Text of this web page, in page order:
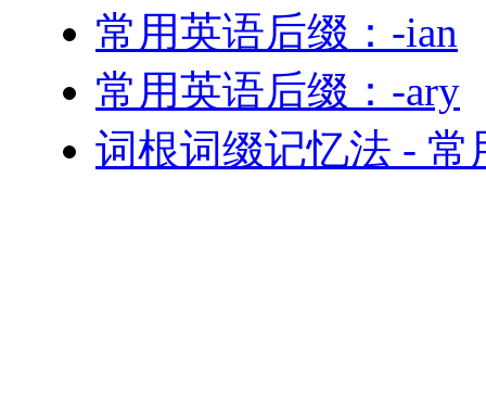
常用英语后缀：-ian
常用英语后缀：-ary
词根词缀记忆法 - 常